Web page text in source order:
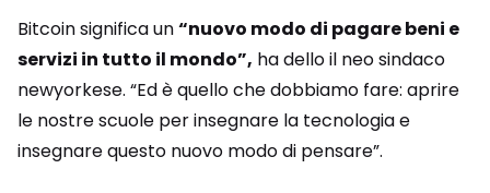
Bitcoin significa un“nuovo modo di pagare beni e
servizi in tutto il mondo”, ha dello il neo sindaco
newyorkese. “Ed è quello che dobbiamo fare: aprire
le nostre scuole per insegnare la tecnologia e
insegnare questo nuovo modo di pensare”.